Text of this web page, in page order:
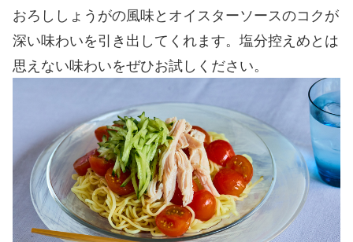
おろししょうがの風味とオイスターソースのコクが
深い味わいを引き出してくれます。塩分控えめとは
思えない味わいをぜひお試しください。